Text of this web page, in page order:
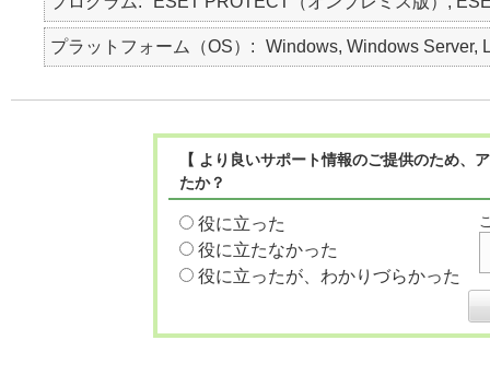
プラットフォーム（OS） Windows, Windows Server,
【 より良いサポート情報のご提供のため
たか？
役に立った
役に立たなかった
役に立ったが、わかりづらかった